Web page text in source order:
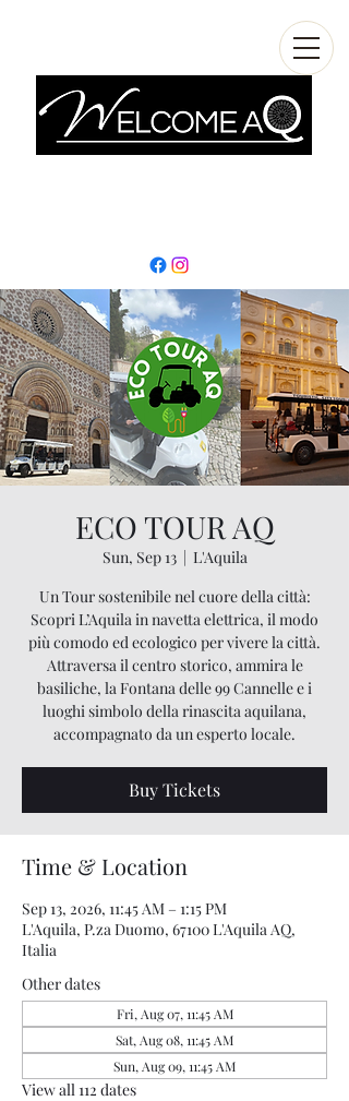
ECO TOUR AQ
Sun, Sep 13
  |
L'Aquila
Un Tour sostenibile nel cuore della città:
Scopri L’Aquila in navetta elettrica, il modo
più comodo ed ecologico per vivere la città.
Attraversa il centro storico, ammira le
basiliche, la Fontana delle 99 Cannelle e i
luoghi simbolo della rinascita aquilana,
accompagnato da un esperto locale.
Buy Tickets
Time & Location
Sep 13, 2026, 11:45 AM – 1:15 PM
L'Aquila, P.za Duomo, 67100 L'Aquila AQ,
Italia
Other dates
Fri, Aug 07, 11:45 AM
Sat, Aug 08, 11:45 AM
Sun, Aug 09, 11:45 AM
View all 112 dates